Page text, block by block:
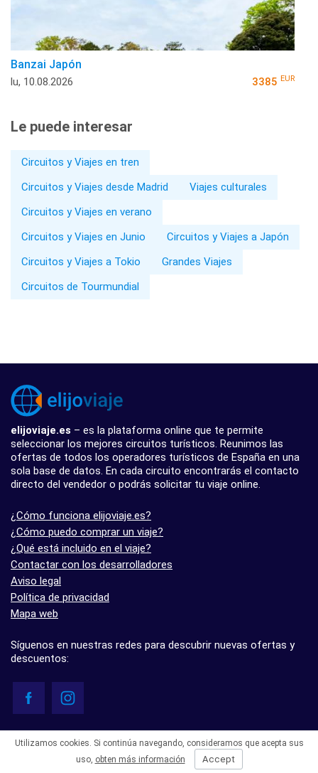
Banzai Japón
lu, 10.08.2026 3385 EUR
Le puede interesar
Circuitos y Viajes en tren
Circuitos y Viajes desde Madrid
Viajes culturales
Circuitos y Viajes en verano
Circuitos y Viajes en Junio
Circuitos y Viajes a Japón
Circuitos y Viajes a Tokio
Grandes Viajes
Circuitos de Tourmundial
elijoviaje.es – es la plataforma online que te permite
seleccionar los mejores circuitos turísticos. Reunimos las
ofertas de todos los operadores turísticos de España en una
sola base de datos. En cada circuito encontrarás el contacto
directo del vendedor o podrás solicitar tu viaje online.
¿Cómo funciona elijoviaje.es?
¿Cómo puedo comprar un viaje?
¿Qué está incluido en el viaje?
Contactar con los desarrolladores
Aviso legal
Política de privacidad
Mapa web
Síguenos en nuestras redes para descubrir nuevas ofertas y
descuentos:
- 5.0 basado en 7 opiniones
Utilizamos cookies. Si continúa navegando, consideramos que acepta sus
uso, obten más información Accept